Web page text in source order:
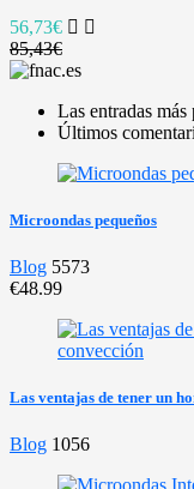
56,73€
85,43€
Las entradas más
Últimos
Microondas pequeños
Blog 5573
€48.99
Las ventajas de tener un
Blog 1056